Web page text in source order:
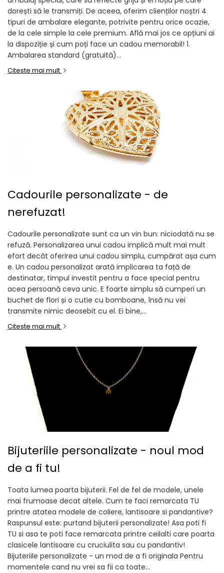
Inele
Lanturi
Bratari
Talismane
Bijuterii din argint placate cu aur
dorești să le transmiți. De aceea, oferim clienților noștri 4
tipuri de ambalare elegante, potrivite pentru orice ocazie,
de la cele simple la cele premium. Află mai jos ce opțiuni ai
la dispoziție și cum poți face un cadou memorabil! 1.
Ambalarea standard (gratuită)...
Citeste mai mult
Cadourile personalizate - de
nerefuzat!
Cadourile personalizate sunt ca un vin bun: niciodată nu se
refuză. Personalizarea unui cadou implică mult mai mult
efort decât oferirea unui cadou simplu, cumpărat așa cum
e. Un cadou personalizat arată implicarea ta față de
destinatar, timpul investit pentru a face special pentru
acea persoană ceva unic. E foarte simplu să cumperi un
buchet de flori și o cutie cu bomboane, însă nu vei
transmite nimic deosebit cu el. Ei bine,...
Citeste mai mult
Bijuteriile personalizate - noul mod
de a fi tu!
Toata lumea poarta bijuterii. Fel de fel de modele, unele
mai frumoase decat altele. Cum te faci remarcata TU
printre atatea modele de coliere, lantisoare si pandantive?
Raspunsul este: purtand bijuterii personalizate! Asa poti fi
TU si asa te poti face remarcata printre ceilalti care poarta
clasicele lantisoare cu cruciulita sau cu pandantiv!
Bijuteriile personalizate - un mod de a fi originala Pentru
momentele cand nu vrei sa fii ca toate...